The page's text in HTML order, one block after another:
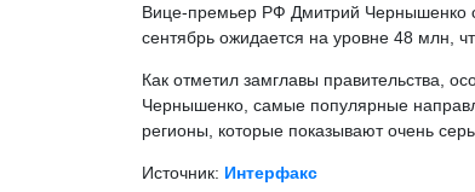
Вице-премьер РФ Дмитрий Чернышенко
сентябрь ожидается на уровне 48 млн,
Как отметил замглавы правительства,
Чернышенко, самые популярные
регионы, которые показывают очень
Источник: Интерфакс